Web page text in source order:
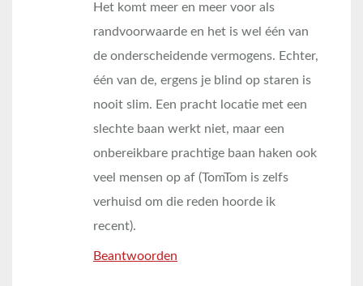
Het komt meer en meer voor als
randvoorwaarde en het is wel één van
de onderscheidende vermogens. Echter,
één van de, ergens je blind op staren is
nooit slim. Een pracht locatie met een
slechte baan werkt niet, maar een
onbereikbare prachtige baan haken ook
veel mensen op af (TomTom is zelfs
verhuisd om die reden hoorde ik
recent).
Beantwoorden